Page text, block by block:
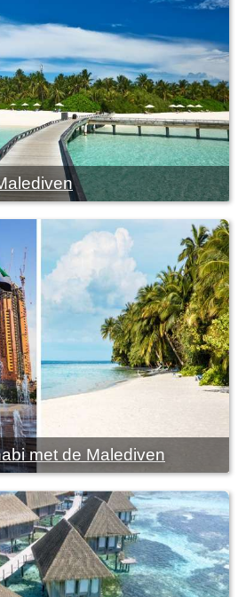
met de Malediven